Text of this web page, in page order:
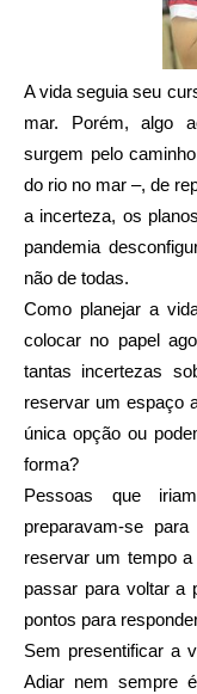
A vida seguia seu
mar. Porém, algo
surgem pelo
do rio no mar –, de
a incerteza, os
pandemia
não de todas.
Como planejar a
colocar no papel
tantas incertezas
reservar um espaço
única opção ou
forma?
Pessoas que
preparavam-se
reservar um tempo
passar para voltar a
pontos para
Sem presentificar a
Adiar nem sempre